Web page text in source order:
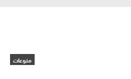
منوعات